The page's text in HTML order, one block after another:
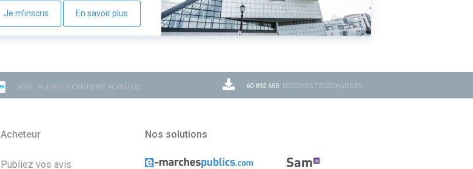
Je m'inscris En savoir plus
VOIR L'AUDIENCE CERTIFIÉE ACPM-OJD 60 892 650 DOSSIERS TÉLÉCHARGÉS
Acheteur
Publiez vos avis
Nos solutions